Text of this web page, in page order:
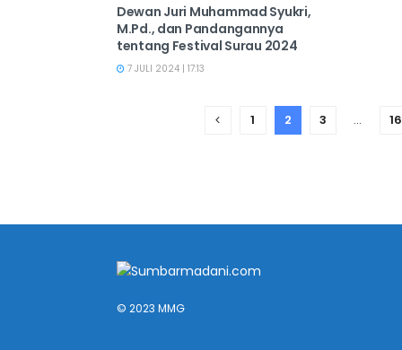
Dewan Juri Muhammad Syukri,
M.Pd., dan Pandangannya
tentang Festival Surau 2024
7 JULI 2024 | 17:13
1 2 3 … 16
© 2023 MMG